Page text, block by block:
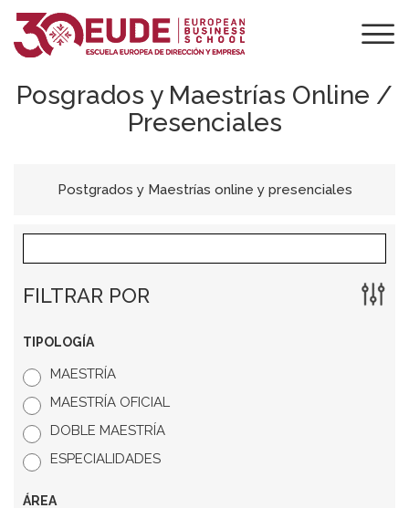
Posgrados y Maestrías Online /
Presenciales
Postgrados y Maestrías online y presenciales
FILTRAR POR
TIPOLOGÍA
MAESTRÍA
MAESTRÍA OFICIAL
DOBLE MAESTRÍA
ESPECIALIDADES
ÁREA